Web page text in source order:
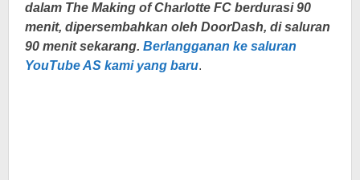
dalam The Making of Charlotte FC berdurasi 90
menit, dipersembahkan oleh DoorDash, di saluran
90 menit sekarang. Berlangganan ke saluran
YouTube AS kami yang baru.